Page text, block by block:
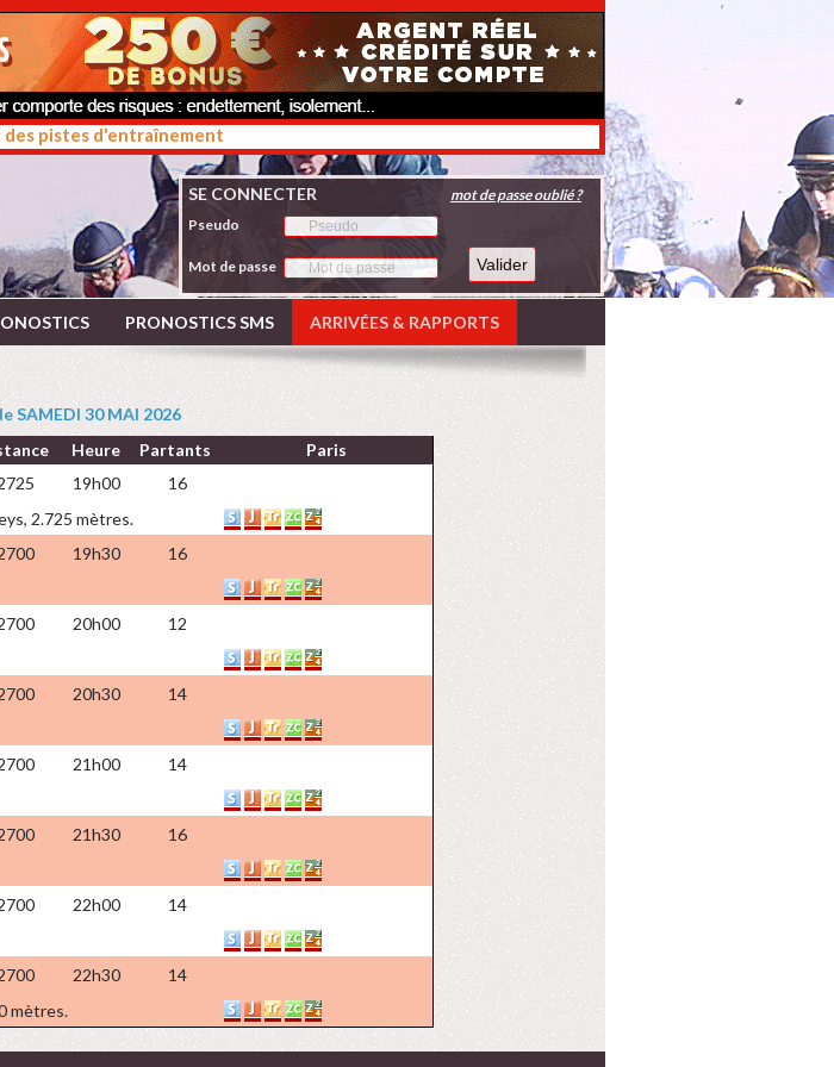
pistes d'entraînement
SE CONNECTER
Pseudo
Mot de passe
mot de passe oublié ?
PRONOSTICS SMS ARRIVÉES & RAPPORTS
SAMEDI 30 MAI 2026
Heure Partants
Paris
19h00
16
2.725 mètres.
19h30
16
20h00
12
20h30
14
21h00
14
21h30
16
22h00
14
22h30
14
mètres.